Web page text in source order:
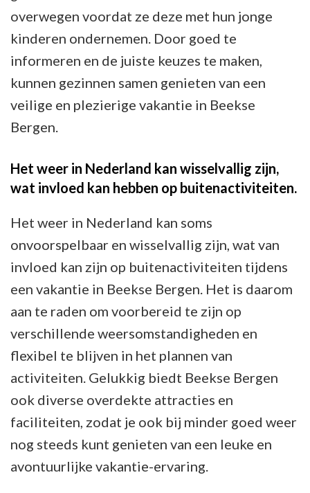
overwegen voordat ze deze met hun jonge
kinderen ondernemen. Door goed te
informeren en de juiste keuzes te maken,
kunnen gezinnen samen genieten van een
veilige en plezierige vakantie in Beekse
Bergen.
Het weer in Nederland kan wisselvallig zijn,
wat invloed kan hebben op buitenactiviteiten.
Het weer in Nederland kan soms
onvoorspelbaar en wisselvallig zijn, wat van
invloed kan zijn op buitenactiviteiten tijdens
een vakantie in Beekse Bergen. Het is daarom
aan te raden om voorbereid te zijn op
verschillende weersomstandigheden en
flexibel te blijven in het plannen van
activiteiten. Gelukkig biedt Beekse Bergen
ook diverse overdekte attracties en
faciliteiten, zodat je ook bij minder goed weer
nog steeds kunt genieten van een leuke en
avontuurlijke vakantie-ervaring.